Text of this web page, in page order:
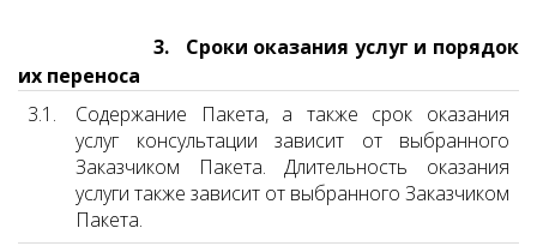
3. Сроки оказания услуг и порядок
их переноса
3.1.
Содержание Пакета, а также срок оказания
услуг консультации зависит от выбранного
Заказчиком Пакета. Длительность оказания
услуги также зависит от выбранного Заказчиком
Пакета.